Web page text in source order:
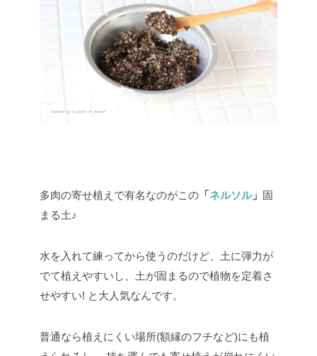
多肉の寄せ植えで有名なのがこの 「ネルソル」 固
まる土♪
水を入れて練ってから使うのだけど、土に弾力が
でて植えやすいし、土が固まるので植物を定着さ
せやすい! と大人気なんです。
普通なら植えにくい場所(額縁のフチなど)にも植